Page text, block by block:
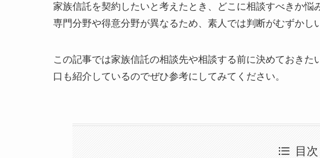
家族信託を契約したいと考えたとき、どこに相談すべきか
専門分野や得意分野が異なるため、素人では判断がむずかし
この記事では家族信託の相談先や相談する前に決めておき
口も紹介しているのでぜひ参考にしてみてください。
目次